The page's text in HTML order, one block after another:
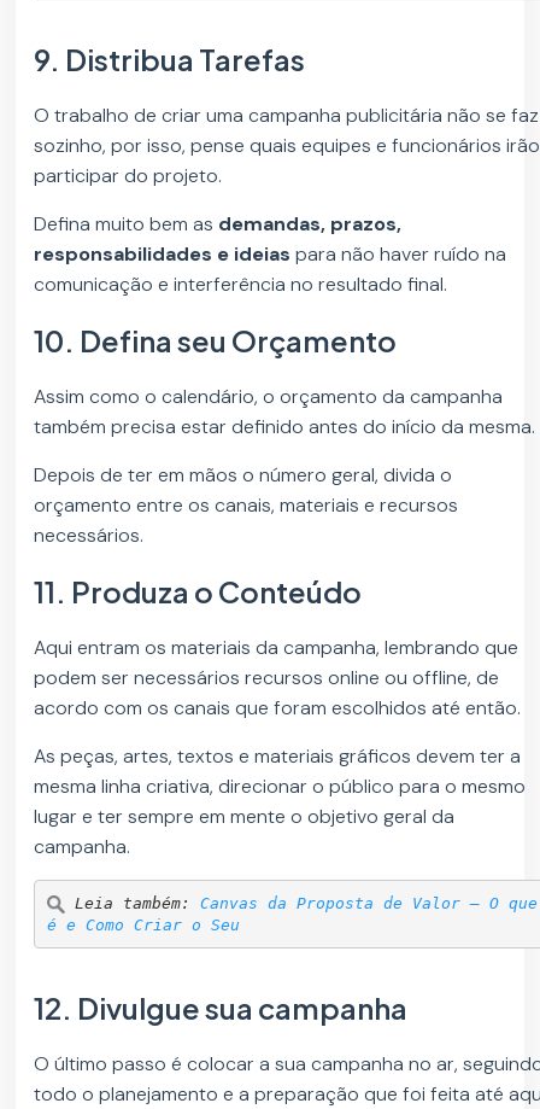
9. Distribua Tarefas
O trabalho de criar uma campanha publicitária não se faz
sozinho, por isso, pense quais equipes e funcionários irão
participar do projeto.
Defina muito bem as demandas, prazos,
responsabilidades e ideias para não haver ruído na
comunicação e interferência no resultado final.
10. Defina seu Orçamento
Assim como o calendário, o orçamento da campanha
também precisa estar definido antes do início da mesma.
Depois de ter em mãos o número geral, divida o
orçamento entre os canais, materiais e recursos
necessários.
11. Produza o Conteúdo
Aqui entram os materiais da campanha, lembrando que
podem ser necessários recursos online ou offline, de
acordo com os canais que foram escolhidos até então.
As peças, artes, textos e materiais gráficos devem ter a
mesma linha criativa, direcionar o público para o mesmo
lugar e ter sempre em mente o objetivo geral da
campanha.
Leia também: Canvas da Proposta de Valor – O que
é e Como Criar o Seu
12. Divulgue sua campanha
O último passo é colocar a sua campanha no ar,
todo o planejamento e a preparação que foi feita até